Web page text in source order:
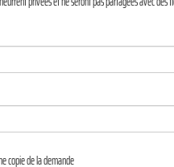
copie de la demande